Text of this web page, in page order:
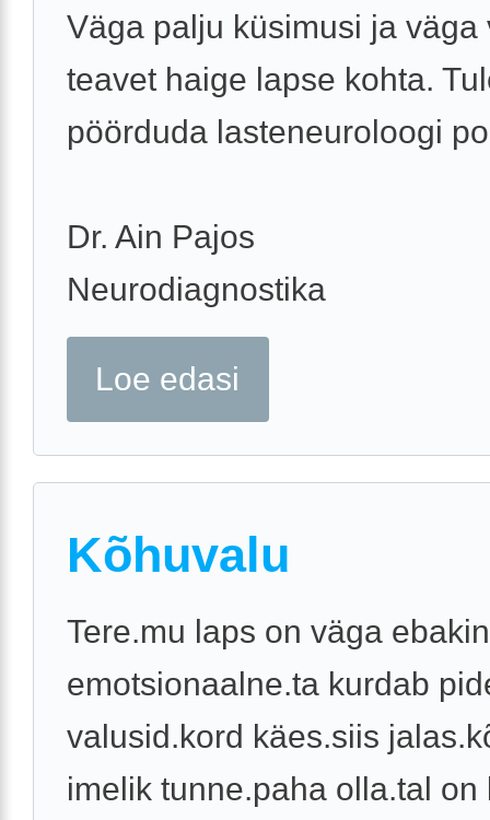
Väga palju küsimusi ja väga
teavet haige lapse kohta.
pöörduda lasteneuroloogi
Dr. Ain Pajos
Neurodiagnostika
Loe edasi
Kõhuvalu
Tere.mu laps on väga
emotsionaalne.ta kurdab
valusid.kord käes.siis
imelik tunne.paha olla.tal on